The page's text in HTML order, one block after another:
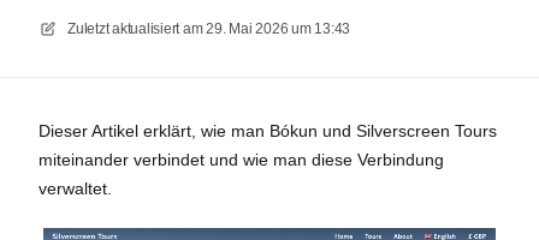
Zuletzt aktualisiert am29. Mai 2026 um 13:43
Dieser Artikel erklärt, wie man Bókun und Silverscreen Tours
miteinander verbindet und wie man diese Verbindung
verwaltet.